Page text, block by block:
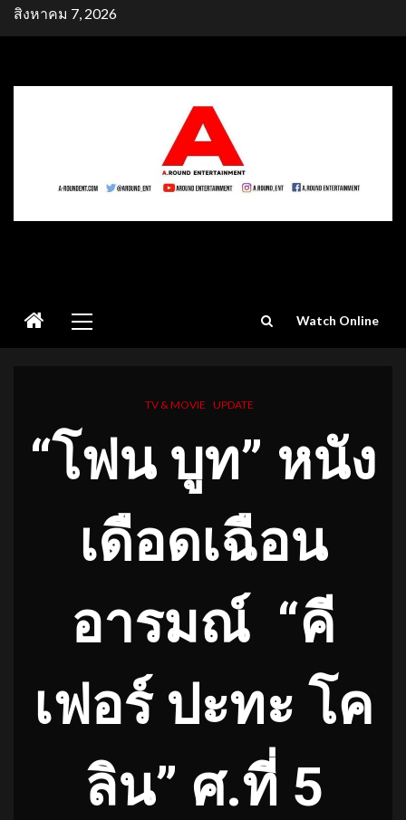
Skipสิงหาคม 7, 2026
Menu
Watch Online
TV & MOVIE UPDATE
“โฟน บูท” หนัง
เดือดเฉือน
อารมณ์ “คี
เฟอร์ ปะทะ โค
ลิน” ศ.ที่ 5